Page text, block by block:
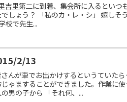
里第二に到着、集会所に入るといつ
しょう？ 「私のカ・レ・シ」 嬉しそ
校で先生...
2/13
んが車でお出かけするというていた
ゃますることができました。作業に
男の子から 「それ何、...